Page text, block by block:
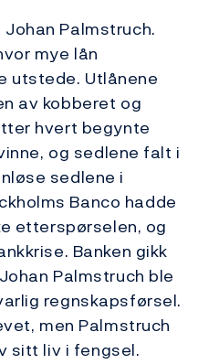
Palmstruch.
mye lån
utstede. Utlånene
av kobberet og
hvert begynte
og sedlene falt i
sedlene i
Banco hadde
etterspørselen, og
Banken gikk
Palmstruch ble
regnskapsførsel.
men Palmstruch
sitt liv i fengsel.